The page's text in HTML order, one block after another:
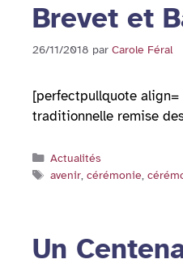
Brevet et
26/11/2018 par Carole Féral
[perfectpullquote
traditionnelle remise
Catégories
Actualités
Étiquettes
avenir, cérémonie,
Un